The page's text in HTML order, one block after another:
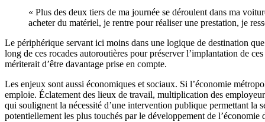
« Plus des deux tiers de ma journée se déroulent dans ma
acheter du matériel, je rentre pour réaliser une prestation, je
Le périphérique servant ici moins dans une logique de destination
long de ces rocades autoroutières pour préserver l’implantation de
mériterait d’être davantage prise en compte.
Les enjeux sont aussi économiques et sociaux. Si l’économie
emploie. Éclatement des lieux de travail, multiplication des
qui soulignent la nécessité d’une intervention publique permettant la
potentiellement les plus touchés par le développement de